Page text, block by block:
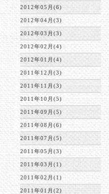
2012年05月(6)
2012年04月(3)
2012年03月(3)
2012年02月(4)
2012年01月(4)
2011年12月(3)
2011年11月(3)
2011年10月(5)
2011年09月(5)
2011年08月(6)
2011年07月(5)
2011年05月(3)
2011年03月(1)
2011年02月(1)
2011年01月(2)